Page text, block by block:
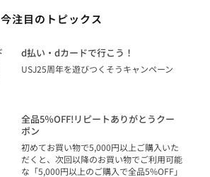
今注目のトピックス
d払い・dカードで行こう！
USJ25周年を遊びつくそうキャンペーン
全品5％OFF!リピートありがとうクー
ポン
初めてお買い物で5,000円以上ご購入いた
だくと、次回以降のお買い物でご利用可能
な「5,000円以上のご購入で全品5%OFF」